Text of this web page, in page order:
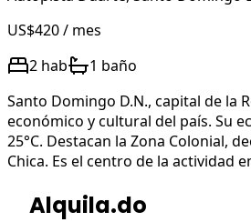
US$420/ mes
2 hab 1 baño
Santo Domingo D.N., capital de la
económico y cultural del país. Su
25°C. Destacan la Zona Colonial,
Chica. Es el centro de la actividad
Alquila.do